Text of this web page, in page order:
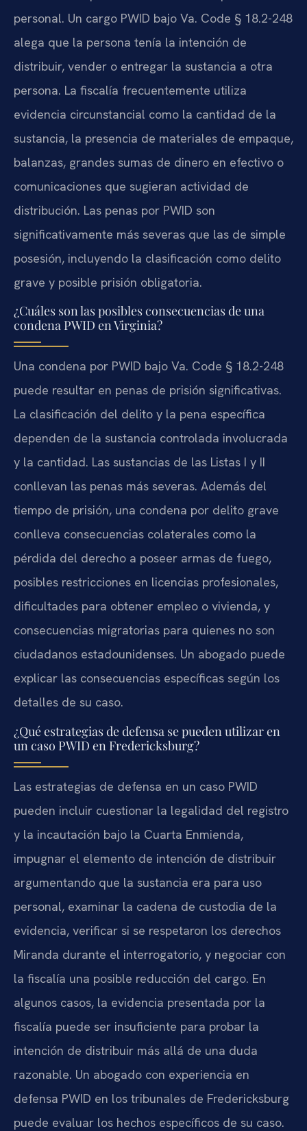
personal. Un cargo PWID bajo Va. Code § 18.2-248
alega que la persona tenía la intención de
distribuir, vender o entregar la sustancia a otra
persona. La fiscalía frecuentemente utiliza
evidencia circunstancial como la cantidad de la
sustancia, la presencia de materiales de empaque,
balanzas, grandes sumas de dinero en efectivo o
comunicaciones que sugieran actividad de
distribución. Las penas por PWID son
significativamente más severas que las de simple
posesión, incluyendo la clasificación como delito
grave y posible prisión obligatoria.
¿Cuáles son las posibles consecuencias de una
condena PWID en Virginia?
Una condena por PWID bajo Va. Code § 18.2-248
puede resultar en penas de prisión significativas.
La clasificación del delito y la pena específica
dependen de la sustancia controlada involucrada
y la cantidad. Las sustancias de las Listas I y II
conllevan las penas más severas. Además del
tiempo de prisión, una condena por delito grave
conlleva consecuencias colaterales como la
pérdida del derecho a poseer armas de fuego,
posibles restricciones en licencias profesionales,
dificultades para obtener empleo o vivienda, y
consecuencias migratorias para quienes no son
ciudadanos estadounidenses. Un abogado puede
explicar las consecuencias específicas según los
detalles de su caso.
¿Qué estrategias de defensa se pueden utilizar en
un caso PWID en Fredericksburg?
Las estrategias de defensa en un caso PWID
pueden incluir cuestionar la legalidad del registro
y la incautación bajo la Cuarta Enmienda,
impugnar el elemento de intención de distribuir
argumentando que la sustancia era para uso
personal, examinar la cadena de custodia de la
evidencia, verificar si se respetaron los derechos
Miranda durante el interrogatorio, y negociar con
la fiscalía una posible reducción del cargo. En
algunos casos, la evidencia presentada por la
fiscalía puede ser insuficiente para probar la
intención de distribuir más allá de una duda
razonable. Un abogado con experiencia en
defensa PWID en los tribunales de Fredericksburg
puede evaluar los hechos específicos de su caso.